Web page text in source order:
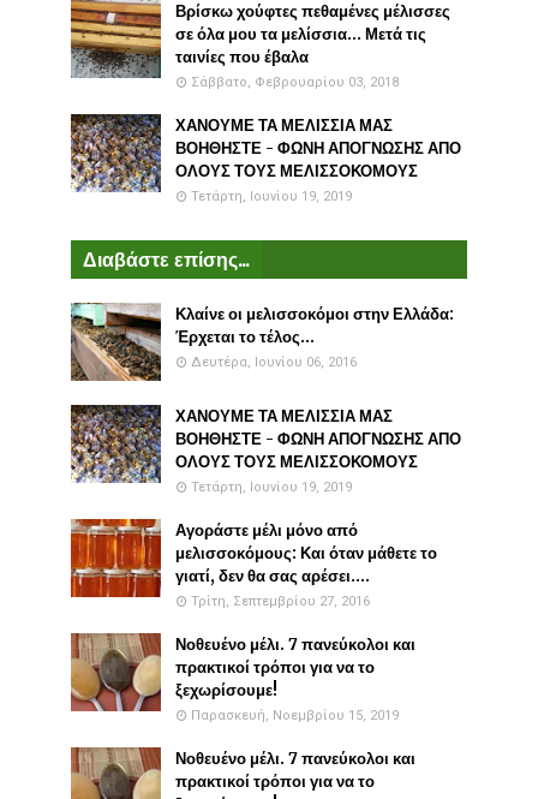
Βρίσκω χούφτες πεθαμένες μέλισσες
σε όλα μου τα μελίσσια... Μετά τις
ταινίες που έβαλα
Σάββατο, Φεβρουαρίου 03, 2018
ΧΑΝΟΥΜΕ ΤΑ ΜΕΛΙΣΣΙΑ ΜΑΣ
ΒΟΗΘΗΣΤΕ - ΦΩΝΗ ΑΠΟΓΝΩΣΗΣ ΑΠΟ
ΟΛΟΥΣ ΤΟΥΣ ΜΕΛΙΣΣΟΚΟΜΟΥΣ
Τετάρτη, Ιουνίου 19, 2019
Διαβάστε επίσης...
Κλαίνε οι μελισσοκόμοι στην Ελλάδα:
Έρχεται το τέλος...
Δευτέρα, Ιουνίου 06, 2016
ΧΑΝΟΥΜΕ ΤΑ ΜΕΛΙΣΣΙΑ ΜΑΣ
ΒΟΗΘΗΣΤΕ - ΦΩΝΗ ΑΠΟΓΝΩΣΗΣ ΑΠΟ
ΟΛΟΥΣ ΤΟΥΣ ΜΕΛΙΣΣΟΚΟΜΟΥΣ
Τετάρτη, Ιουνίου 19, 2019
Αγοράστε μέλι μόνο από
μελισσοκόμους: Και όταν μάθετε το
γιατί, δεν θα σας αρέσει....
Τρίτη, Σεπτεμβρίου 27, 2016
Νοθευένο μέλι. 7 πανεύκολοι και
πρακτικοί τρόποι για να το
ξεχωρίσουμε!
Παρασκευή, Νοεμβρίου 15, 2019
Νοθευένο μέλι. 7 πανεύκολοι και
πρακτικοί τρόποι για να το